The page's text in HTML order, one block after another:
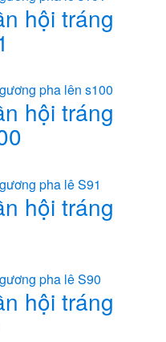
hội tráng
hội tráng
hội tráng
hội tráng